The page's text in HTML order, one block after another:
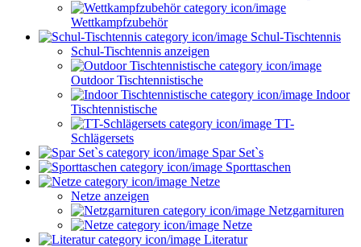
Wettkampfzubehör
Schul-Tischtennis
Schul-Tischtennis anzeigen
Outdoor Tischtennistische
Indoor
Tischtennistische
TT-
Schlägersets
Spar Set`s
Sporttaschen
Netze
Netze anzeigen
Netzgarnituren
Netze
Literatur